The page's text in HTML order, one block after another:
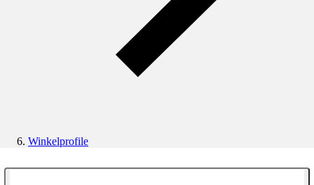
Winkelprofile